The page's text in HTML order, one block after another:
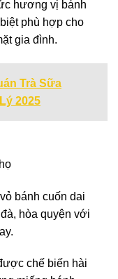
hương vị bánh
phù hợp cho
gia đình.
Trà Sữa
2025
bánh cuốn dai
hòa quyện với
chế biến hài